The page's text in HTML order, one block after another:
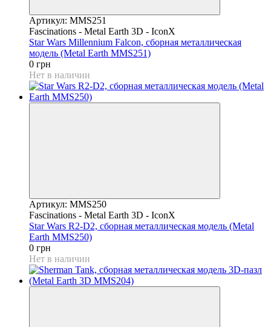
Артикул: MMS251
Fascinations - Metal Earth 3D - IconX
Star Wars Millennium Falcon, сборная металлическая
модель (Metal Earth MMS251)
0 грн
Нет в наличии
Артикул: MMS250
Fascinations - Metal Earth 3D - IconX
Star Wars R2-D2, сборная металлическая модель (Metal
Earth MMS250)
0 грн
Нет в наличии